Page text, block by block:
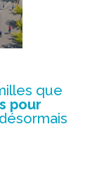
que
pour